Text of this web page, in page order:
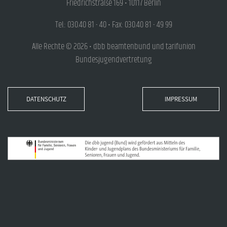
Friedrichstraße 169 • 10117 Berlin
Tel.: 030.40 81 - 40 • Fax: 030.40 81 - 49 99
Alle Rechte © 2026 • dbb beamtenbund und tarifunion
Bundesjugendvertretung
DATENSCHUTZ IMPRESSUM